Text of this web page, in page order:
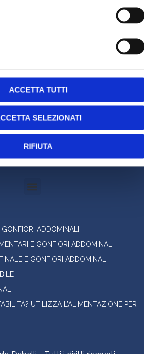
ACCETTA TUTTI
SELEZIONATI
RIFIUTA
STUDIO:
(VE) Studio Maria Agosto
ADDOMINALI
E GONFIORI ADDOMINALI
E GONFIORI ADDOMINALI
UTILIZZA L’ALIMENTAZIONE PER